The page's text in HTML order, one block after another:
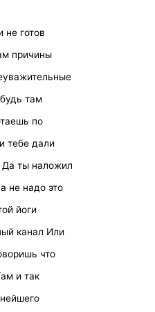
не готов
причины
там
по
тебе дали
Да ты наложил
не надо это
йоги
канал Или
что
и так